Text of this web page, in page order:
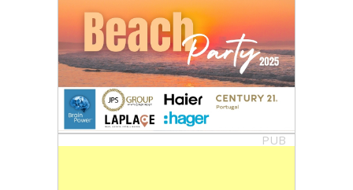
PUB